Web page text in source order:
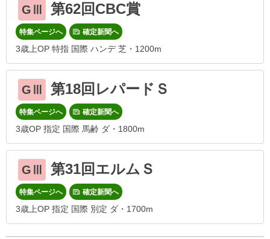
GⅢ 第62回CBC賞
特集ページへ 確定新聞へ
3歳上OP 特指 国際 ハンデ 芝・1200m
GⅢ 第18回レパードＳ
特集ページへ 確定新聞へ
3歳OP 指定 国際 馬齢 ダ・1800m
GⅢ 第31回エルムＳ
特集ページへ 確定新聞へ
3歳上OP 指定 国際 別定 ダ・1700m